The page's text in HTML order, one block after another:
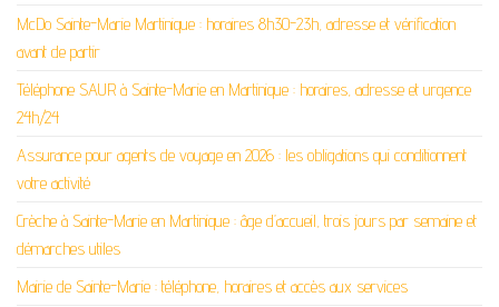
McDo Sainte-Marie Martinique : horaires 8h30-23h, adresse et vérification
avant de partir
Téléphone SAUR à Sainte-Marie en Martinique : horaires, adresse et urgence
24h/24
Assurance pour agents de voyage en 2026 : les obligations qui conditionnent
votre activité
Crèche à Sainte-Marie en Martinique : âge d’accueil, trois jours par semaine et
démarches utiles
Mairie de Sainte-Marie : téléphone, horaires et accès aux services